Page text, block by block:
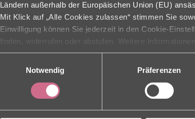
Ländern außerhalb der Europäischen Union (EU)
Mit Klick auf „Alle Cookies zulassen“ stimmen Sie
Einwilligung können Sie jederzeit in den Cookie-
finden, widerrufen oder abstufen. Weitere
Notwendig
Präferenzen